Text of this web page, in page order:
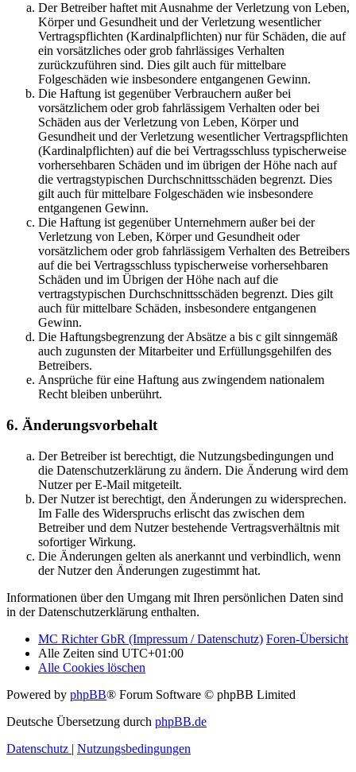
Der Betreiber haftet mit Ausnahme der Verletzung von Leben,
Körper und Gesundheit und der Verletzung wesentlicher
Vertragspflichten (Kardinalpflichten) nur für Schäden, die auf
ein vorsätzliches oder grob fahrlässiges Verhalten
zurückzuführen sind. Dies gilt auch für mittelbare
Folgeschäden wie insbesondere entgangenen Gewinn.
Die Haftung ist gegenüber Verbrauchern außer bei
vorsätzlichem oder grob fahrlässigem Verhalten oder bei
Schäden aus der Verletzung von Leben, Körper und
Gesundheit und der Verletzung wesentlicher Vertragspflichten
(Kardinalpflichten) auf die bei Vertragsschluss typischerweise
vorhersehbaren Schäden und im übrigen der Höhe nach auf
die vertragstypischen Durchschnittsschäden begrenzt. Dies
gilt auch für mittelbare Folgeschäden wie insbesondere
entgangenen Gewinn.
Die Haftung ist gegenüber Unternehmern außer bei der
Verletzung von Leben, Körper und Gesundheit oder
vorsätzlichem oder grob fahrlässigem Verhalten des Betreibers
auf die bei Vertragsschluss typischerweise vorhersehbaren
Schäden und im Übrigen der Höhe nach auf die
vertragstypischen Durchschnittsschäden begrenzt. Dies gilt
auch für mittelbare Schäden, insbesondere entgangenen
Gewinn.
Die Haftungsbegrenzung der Absätze a bis c gilt sinngemäß
auch zugunsten der Mitarbeiter und Erfüllungsgehilfen des
Betreibers.
Ansprüche für eine Haftung aus zwingendem nationalem
Recht bleiben unberührt.
6. Änderungsvorbehalt
Der Betreiber ist berechtigt, die Nutzungsbedingungen und
die Datenschutzerklärung zu ändern. Die Änderung wird dem
Nutzer per E-Mail mitgeteilt.
Der Nutzer ist berechtigt, den Änderungen zu widersprechen.
Im Falle des Widerspruchs erlischt das zwischen dem
Betreiber und dem Nutzer bestehende Vertragsverhältnis mit
sofortiger Wirkung.
Die Änderungen gelten als anerkannt und verbindlich, wenn
der Nutzer den Änderungen zugestimmt hat.
Informationen über den Umgang mit Ihren persönlichen Daten sind
in der Datenschutzerklärung enthalten.
MC Richter GbR (Impressum / Datenschutz) Foren-Übersicht
Alle Zeiten sind UTC+01:00
Alle Cookies löschen
Powered by phpBB® Forum Software © phpBB Limited
Deutsche Übersetzung durch phpBB.de
Datenschutz | Nutzungsbedingungen